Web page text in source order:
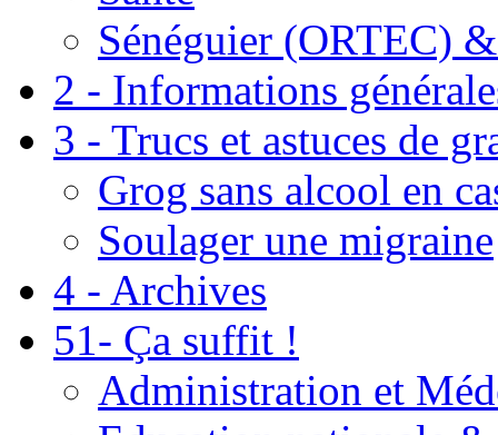
Sénéguier (ORTEC)
2 - Informations
3 - Trucs et astuces de
Grog sans alcool en
Soulager une migraine
4 - Archives
51- Ça suffit !
Administration et